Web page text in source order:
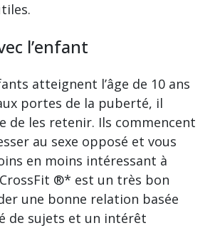
l’enfant
atteignent l’âge de 10 ans
portes de la puberté, il
de les retenir. Ils commencent
au sexe opposé et vous
en moins intéressant à
®* est un très bon
une bonne relation basée
de sujets et un intérêt